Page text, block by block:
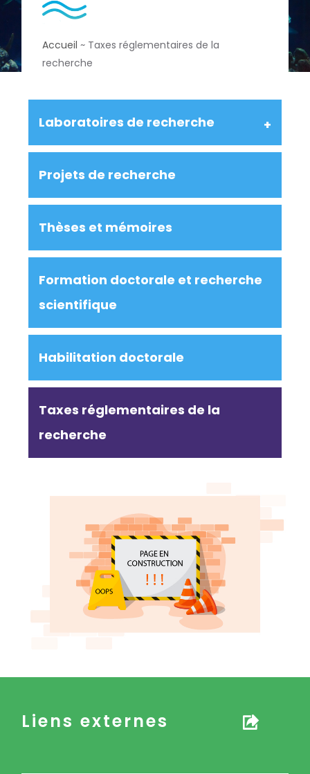
Accueil ~ Taxes réglementaires de la
recherche
Laboratoires de recherche
Projets de recherche
Thèses et mémoires
Formation doctorale et recherche
scientifique
Habilitation doctorale
Taxes réglementaires de la
recherche
Liens externes